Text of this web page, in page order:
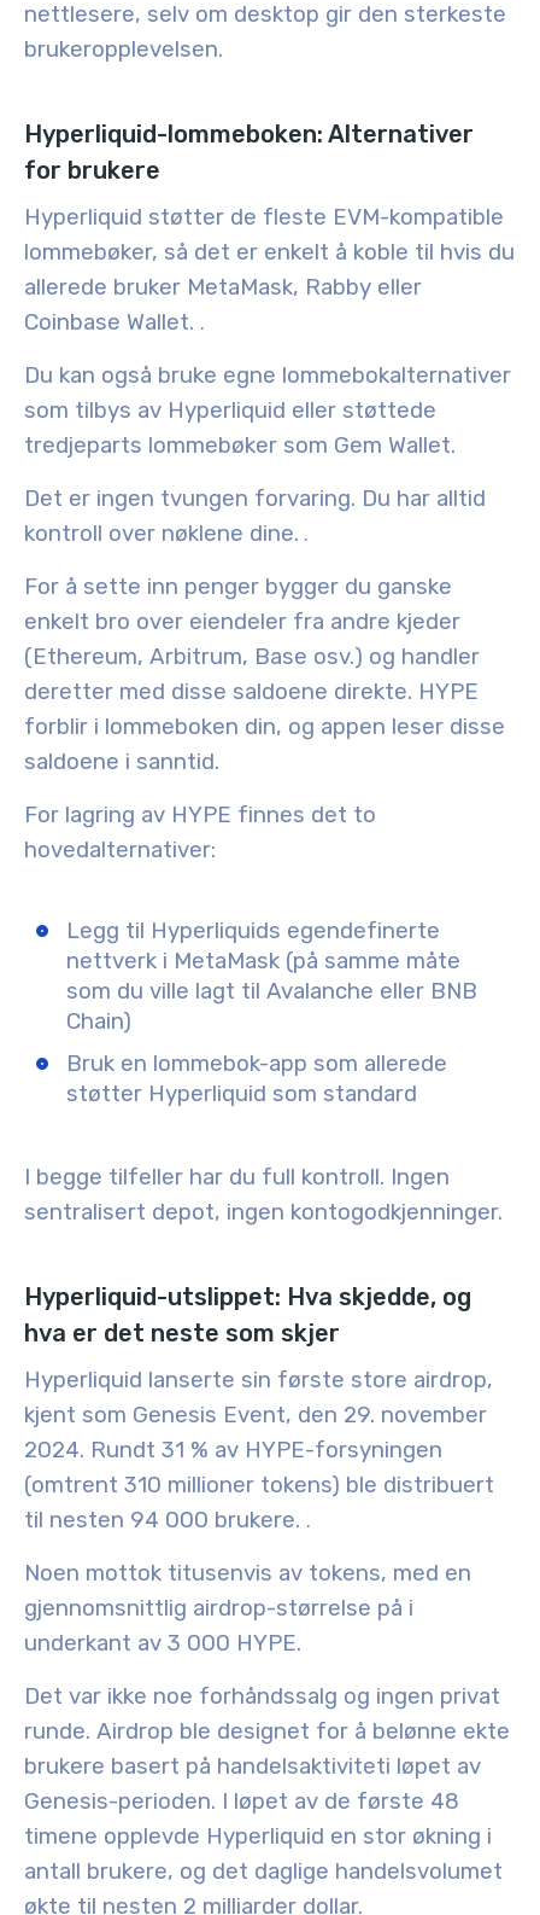
nettlesere, selv om desktop gir den sterkeste
brukeropplevelsen.
Hyperliquid-lommeboken: Alternativer
for brukere
Hyperliquid støtter de fleste EVM-kompatible
lommebøker, så det er enkelt å koble til hvis du
allerede bruker MetaMask, Rabby eller
Coinbase Wallet. .
Du kan også bruke egne lommebokalternativer
som tilbys av Hyperliquid eller støttede
tredjeparts lommebøker som Gem Wallet.
Det er ingen tvungen forvaring. Du har alltid
kontroll over nøklene dine. .
For å sette inn penger bygger du ganske
enkelt bro over eiendeler fra andre kjeder
(Ethereum, Arbitrum, Base osv.) og handler
deretter med disse saldoene direkte. HYPE
forblir i lommeboken din, og appen leser disse
saldoene i sanntid.
For lagring av HYPE finnes det to
hovedalternativer:
Legg til Hyperliquids egendefinerte
nettverk i MetaMask (på samme måte
som du ville lagt til Avalanche eller BNB
Chain)
Bruk en lommebok-app som allerede
støtter Hyperliquid som standard
I begge tilfeller har du full kontroll. Ingen
sentralisert depot, ingen kontogodkjenninger.
Hyperliquid-utslippet: Hva skjedde, og
hva er det neste som skjer
Hyperliquid lanserte sin første store airdrop,
kjent som Genesis Event, den 29. november
2024. Rundt 31 % av HYPE-forsyningen
(omtrent 310 millioner tokens) ble distribuert
til nesten 94 000 brukere. .
Noen mottok titusenvis av tokens, med en
gjennomsnittlig airdrop-størrelse på i
underkant av 3 000 HYPE.
Det var ikke noe forhåndssalg og ingen privat
runde. Airdrop ble designet for å belønne ekte
brukere basert på handelsaktiviteti løpet av
Genesis-perioden. I løpet av de første 48
timene opplevde Hyperliquid en stor økning i
antall brukere, og det daglige handelsvolumet
økte til nesten 2 milliarder dollar.